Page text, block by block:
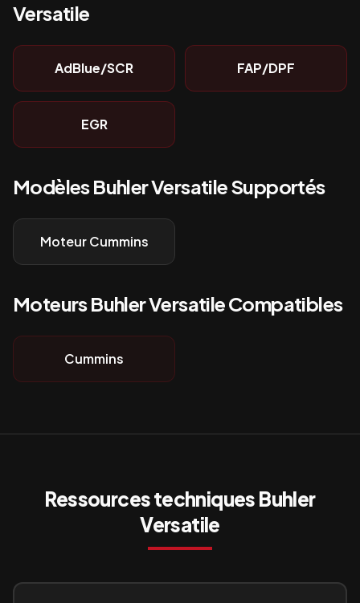
Versatile
AdBlue/SCR FAP/DPF
EGR
ModèlesBuhler VersatileSupportés
Moteur Cummins
MoteursBuhler VersatileCompatibles
Cummins
Ressources techniques Buhler
Versatile